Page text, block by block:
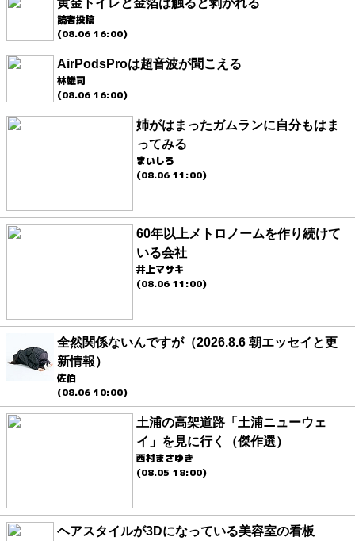
読者投稿
(08.06 16:00)
AirPodsProは超音波が聞こえる
林雄司
(08.06 16:00)
姉がはまったガムランに自分もはま
ってみる
まいしろ
(08.06 11:00)
60年以上メトロノームを作り続けて
いる会社
井上マサキ
(08.06 11:00)
全然関係ないんですが（2026.8.6 朝エッセイと更
新情報）
佐伯
(08.06 10:00)
土浦の高架道路「土浦ニューウェ
イ」を見に行く（傑作選）
西村まさゆき
(08.05 18:00)
ヘアスタイルが3Dになっている美容室の看板